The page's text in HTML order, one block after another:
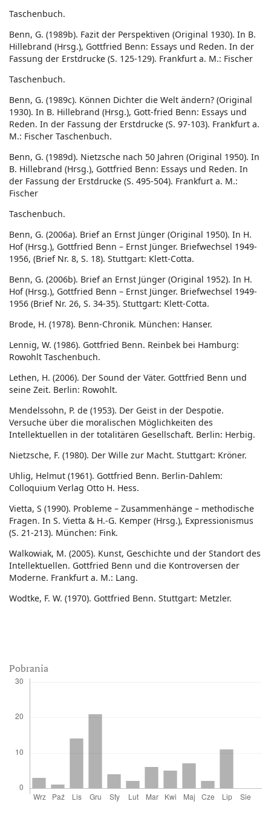
Pobrania
Taschenbuch.
Benn, G. (1989b). Fazit der Perspektiven (Original 1930). In B.
Hillebrand (Hrsg.), Gottfried Benn: Essays und Reden. In der
Fassung der Erstdrucke (S. 125-129). Frankfurt a. M.: Fischer
Taschenbuch.
Benn, G. (1989c). Können Dichter die Welt ändern? (Original
1930). In B. Hillebrand (Hrsg.), Gott-fried Benn: Essays und
Reden. In der Fassung der Erstdrucke (S. 97-103). Frankfurt a.
M.: Fischer Taschenbuch.
Benn, G. (1989d). Nietzsche nach 50 Jahren (Original 1950). In
B. Hillebrand (Hrsg.), Gottfried Benn: Essays und Reden. In
der Fassung der Erstdrucke (S. 495-504). Frankfurt a. M.:
Fischer
Taschenbuch.
Benn, G. (2006a). Brief an Ernst Jünger (Original 1950). In H.
Hof (Hrsg.), Gottfried Benn – Ernst Jünger. Briefwechsel 1949-
1956, (Brief Nr. 8, S. 18). Stuttgart: Klett-Cotta.
Benn, G. (2006b). Brief an Ernst Jünger (Original 1952). In H.
Hof (Hrsg.), Gottfried Benn – Ernst Jünger. Briefwechsel 1949-
1956 (Brief Nr. 26, S. 34-35). Stuttgart: Klett-Cotta.
Brode, H. (1978). Benn-Chronik. München: Hanser.
Lennig, W. (1986). Gottfried Benn. Reinbek bei Hamburg:
Rowohlt Taschenbuch.
Lethen, H. (2006). Der Sound der Väter. Gottfried Benn und
seine Zeit. Berlin: Rowohlt.
Mendelssohn, P. de (1953). Der Geist in der Despotie.
Versuche über die moralischen Möglichkeiten des
Intellektuellen in der totalitären Gesellschaft. Berlin: Herbig.
Nietzsche, F. (1980). Der Wille zur Macht. Stuttgart: Kröner.
Uhlig, Helmut (1961). Gottfried Benn. Berlin-Dahlem:
Colloquium Verlag Otto H. Hess.
Vietta, S (1990). Probleme – Zusammenhänge – methodische
Fragen. In S. Vietta & H.-G. Kemper (Hrsg.), Expressionismus
(S. 21-213). München: Fink.
Walkowiak, M. (2005). Kunst, Geschichte und der Standort des
Intellektuellen. Gottfried Benn und die Kontroversen der
Moderne. Frankfurt a. M.: Lang.
Wodtke, F. W. (1970). Gottfried Benn. Stuttgart: Metzler.